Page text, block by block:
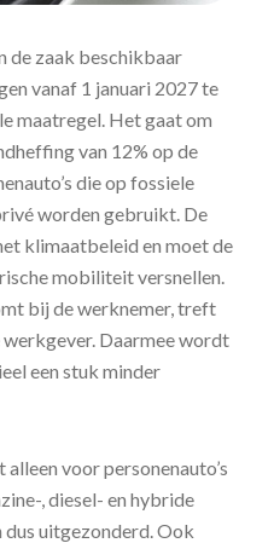
de zaak beschikbaar
vanaf 1 januari 2027 te
maatregel. Het gaat om
van 12% op de
die op fossiele
worden gebruikt. De
klimaatbeleid en moet de
mobiliteit versnellen.
bij de werknemer, treft
Daarmee wordt
een stuk minder
voor personenauto’s
, diesel- en hybride
dus uitgezonderd. Ook